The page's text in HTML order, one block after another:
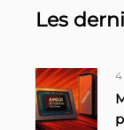
Les
4